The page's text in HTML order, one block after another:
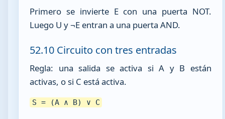
Primero se invierte E con una puerta NOT.
Luego U y ¬E entran a una puerta AND.
52.10 Circuito con tres entradas
Regla: una salida se activa si A y B están
activas, o si C está activa.
S = (A ∧ B) ∨ C